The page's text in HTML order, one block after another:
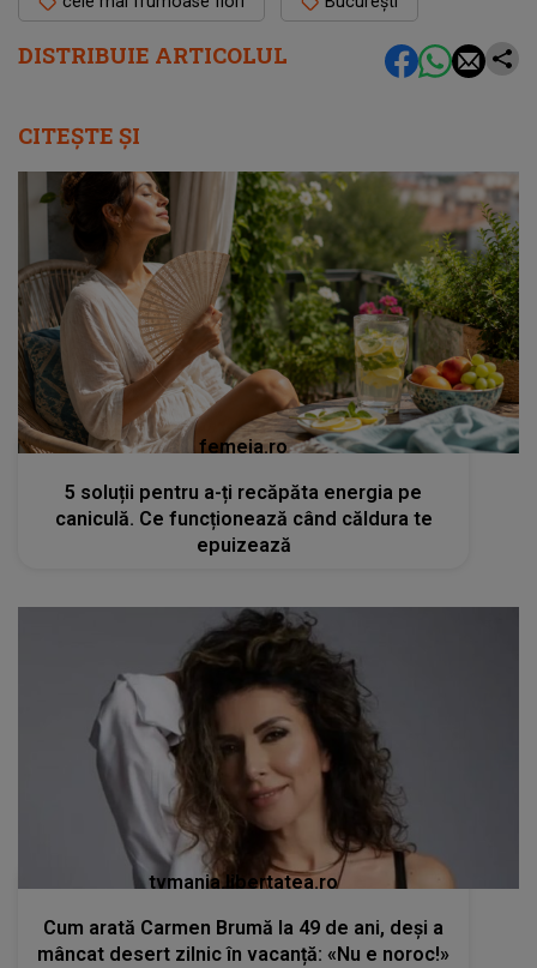
DISTRIBUIE ARTICOLUL
CITEȘTE ȘI
femeia.ro
5 soluții pentru a-ți recăpăta energia pe
caniculă. Ce funcționează când căldura te
epuizează
tvmania.libertatea.ro
Cum arată Carmen Brumă la 49 de ani, deși a
mâncat desert zilnic în vacanță: «Nu e noroc!»